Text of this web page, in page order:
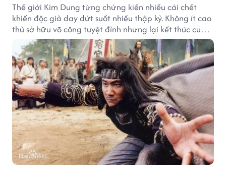
Thế giới Kim Dung từng chứng kiến nhiều cái chết
khiến độc giả day dứt suốt nhiều thập kỷ. Không ít cao
thủ sở hữu võ công tuyệt đỉnh nhưng lại kết thúc cuộc
đời trong hoàn cảnh đầy tiếc nuối.